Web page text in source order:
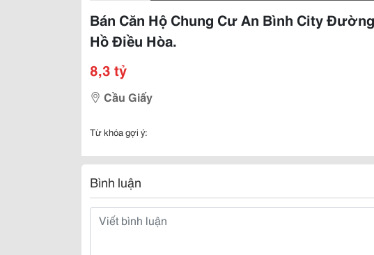
Bán Căn Hộ Chung Cư An Bình City
Hồ Điều Hòa.
8,3 tỷ
Cầu Giấy
Từ khóa gợi ý:
Bình luận